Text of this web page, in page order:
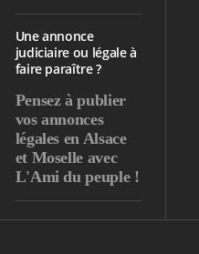
Une annonce
judiciaire ou légale à
faire paraître ?
Pensez à publier
vos annonces
légales en Alsace
et Moselle avec
L'Ami du peuple !